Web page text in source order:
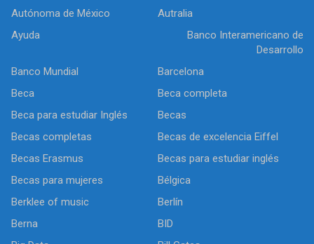
Autónoma de México
Autralia
Ayuda
Banco Interamericano de
Desarrollo
Banco Mundial
Barcelona
Beca
Beca completa
Beca para estudiar Inglés
Becas
Becas completas
Becas de excelencia Eiffel
Becas Erasmus
Becas para estudiar inglés
Becas para mujeres
Bélgica
Berklee of music
Berlín
Berna
BID